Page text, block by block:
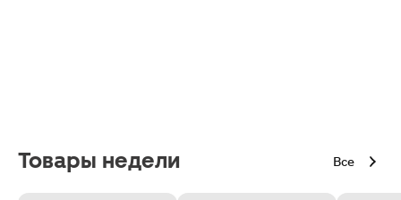
Товары недели Все